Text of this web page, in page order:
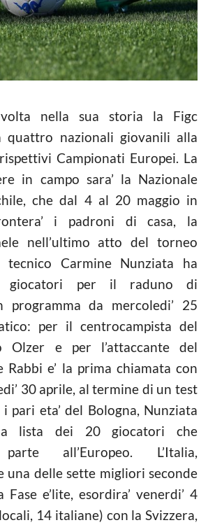
nella sua storia la Figc
quattro nazionali giovanili alla
Campionati Europei. La
in campo sara’ la Nazionale
che dal 4 al 20 maggio in
i padroni di casa, la
ele nell’ultimo atto del torneo
tecnico Carmine Nunziata ha
giocatori per il raduno di
programma da mercoledi’ 25
per il centrocampista del
Olzer e per l’attaccante del
Rabbi e’ la prima chiamata con
30 aprile, al termine di un test
pari eta’ del Bologna, Nunziata
la lista dei 20 giocatori che
all’Europeo. L’Italia,
una delle sette migliori seconde
Fase e’lite, esordira’ venerdi’ 4
14 italiane) con la Svizzera,